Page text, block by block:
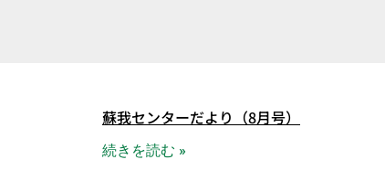
蘇我センターだより（8月号）
続きを読む »